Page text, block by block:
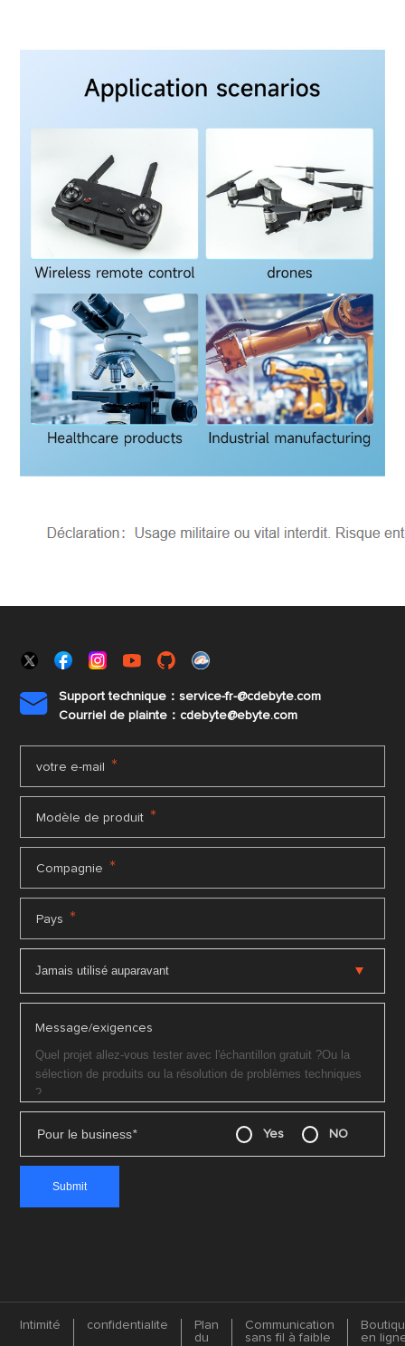

Support technique：service-fr-@cdebyte.com
Courriel de plainte：cdebyte@ebyte.com
votre e-mail *
Modèle de produit *
Compagnie *
Pays *
Message/exigences
Pour le business* Yes NO
Intimité confidentialite
Plan
du
Communication
sans fil à faible
en